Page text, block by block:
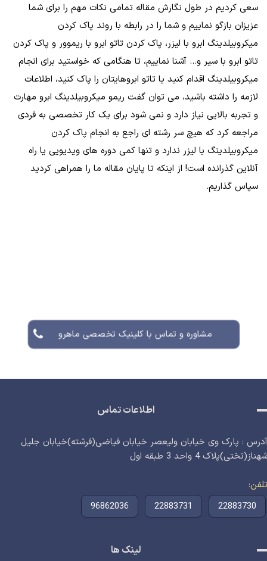
سعی کردیم در طول نگارش مقاله تمامی نکات مهم را برای شما
عزیزان بازگو نماییم و شما را در رابطه با روند پاک کردن
میکروبیلدینگ ابرو با لیزر، پاک کردن تاتو ابرو با ریموور و پاک کردن
تاتو ابرو با سیر و... آشنا نماییم، تا هنگامی که خواستید برای انجام
میکروبیلدینگ اقدام کنید یا تاتو ابروهایتان را پاک کنید، اطلاعات
لازمه را داشته باشید، می توان گفت ریمو میکروبیلدینگ ابرو مهارت
و تجربه بالایی نیاز دارد و نمی شود برای یک کار تخصصی به فردی
مراجعه کرد که هیچ سر رشته ای راجع به انجام پاک کردن
میکروبیلدینگ با لیزر ندارد و تنها کمی دوره‌ های ویدیویی یا راه
آنلاین گذرانده است! از اینکه تا پایان مقاله ما را همراهی کردید
سپاس گذاریم.
مشاوره و تماس با کلینیک تخصصی ماهرو
اطلاعات تماس
آدرس : پارک وی خیابان ولیعصر خیابان فیاضی(فرشته)خیابان جلیل
شهناز(تختی)پلاک 4 واحد 3 طبقه اول
تلفن
22883730
22883731
96862036
لینک ها